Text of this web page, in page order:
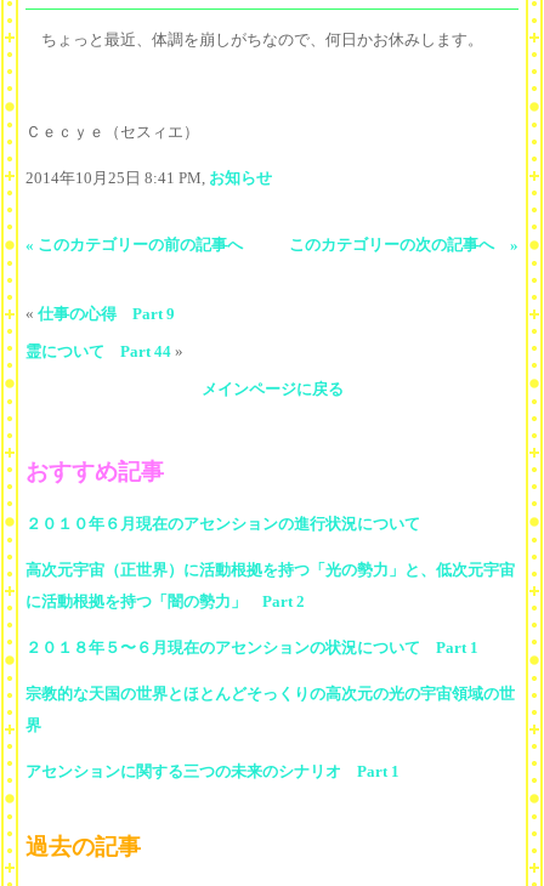
ちょっと最近、体調を崩しがちなので、何日かお休みします。
Ｃｅｃｙｅ（セスィエ）
2014年10月25日 8:41 PM, お知らせ
« このカテゴリーの前の記事へ このカテゴリーの次の記事へ »
« 仕事の心得 Part 9
霊について Part 44 »
メインページに戻る
おすすめ記事
２０１０年６月現在のアセンションの進行状況について
高次元宇宙（正世界）に活動根拠を持つ「光の勢力」と、低次元宇宙
に活動根拠を持つ「闇の勢力」 Part 2
２０１８年５〜６月現在のアセンションの状況について Part 1
宗教的な天国の世界とほとんどそっくりの高次元の光の宇宙領域の世
界
アセンションに関する三つの未来のシナリオ Part 1
過去の記事